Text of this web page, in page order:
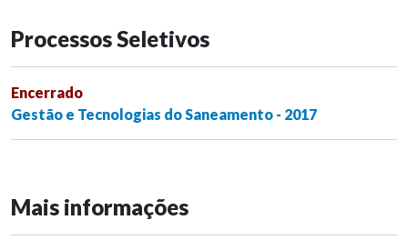
Processos Seletivos
Encerrado
Gestão e Tecnologias do Saneamento - 2017
Mais informações